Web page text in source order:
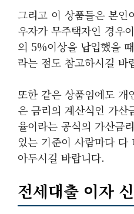
그리고 이 상품들은 본인
우자가 무주택자인 경우
의 5%이상을 납입했을
라는 점도 참고하시길 바
또한 같은 상품임에도 개
은 금리의 계산식인 가
율이라는 공식의 가산금
있는 기준이 사람마다 다
아두시길 바랍니다.
전세대출 이자